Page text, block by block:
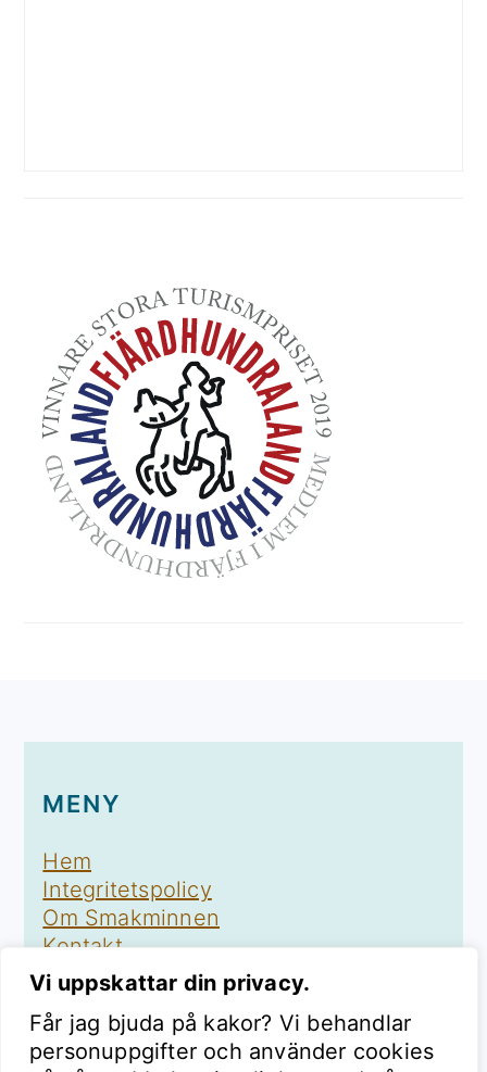
Vi uppskattar din privacy.
Får jag bjuda på kakor? Vi behandlar
personuppgifter och använder cookies
MENY
Hem
Integritetspolicy
Om Smakminnen
Kontakt